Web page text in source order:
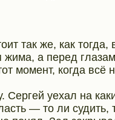
так же, как тогда,
жима, а перед
момент, когда всё
Сергей уехал на
— то ли судить,